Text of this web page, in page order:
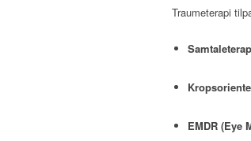
Traumeterapi
EMDR (Eye